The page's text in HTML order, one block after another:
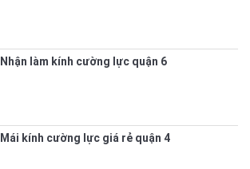
Nhận làm kính cường lực quận 6
Mái kính cường lực giá rẻ quận 4